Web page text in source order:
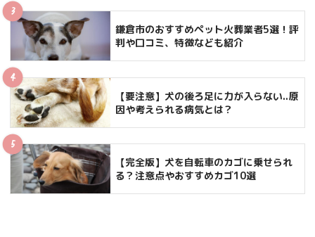
鎌倉市のおすすめペット火葬業者5選！評
判や口コミ、特徴なども紹介
【要注意】犬の後ろ足に力が入らない..原
因や考えられる病気とは？
【完全版】犬を自転車のカゴに乗せられ
る？注意点やおすすめカゴ10選